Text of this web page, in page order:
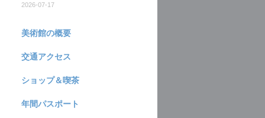
2026-07-17
美術館の概要
交通アクセス
ショップ＆喫茶
年間パスポート